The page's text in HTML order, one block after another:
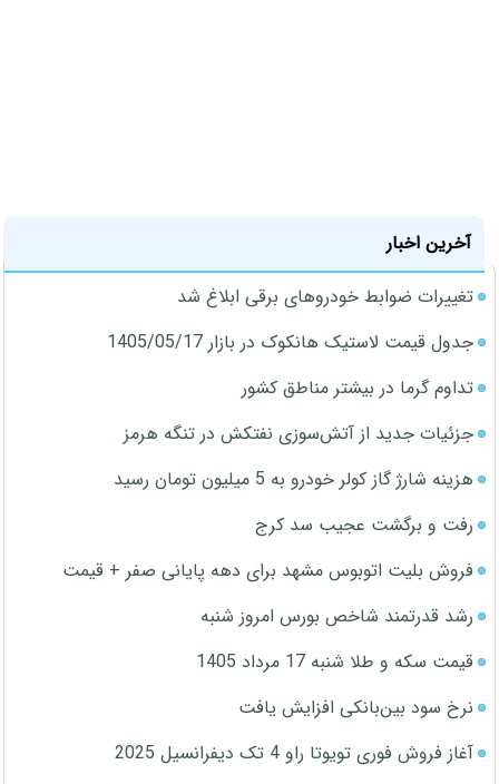
آخرین اخبار
تغییرات ضوابط خودروهای برقی ابلاغ شد
جدول قیمت لاستیک هانکوک در بازار 1405/05/17
تداوم گرما در بیشتر مناطق کشور
جزئیات جدید از آتش‌سوزی نفتکش در تنگه هرمز
هزینه شارژ گاز کولر خودرو به 5 میلیون تومان رسید
رفت و برگشت عجیب سد کرج
فروش بلیت اتوبوس مشهد برای دهه پایانی صفر + قیمت
رشد قدرتمند شاخص بورس امروز شنبه
قیمت سکه و طلا شنبه 17 مرداد 1405
نرخ سود بین‌بانکی افزایش یافت
آغاز فروش فوری تویوتا راو 4 تک دیفرانسیل 2025